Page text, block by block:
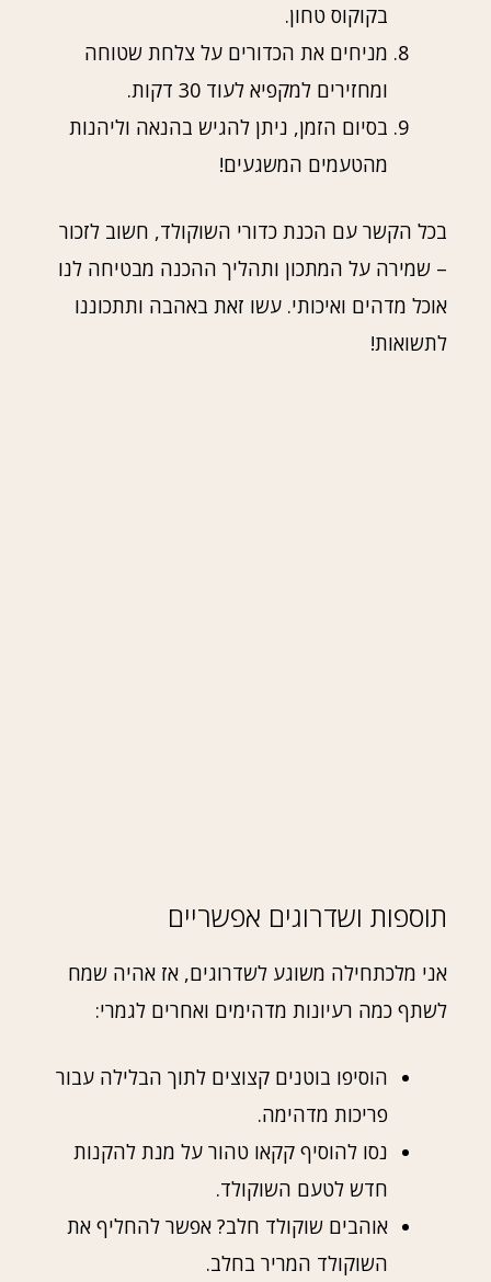
בקוקוס טחון.
מניחים את הכדורים על צלחת שטוחה
ומחזירים למקפיא לעוד 30 דקות.
בסיום הזמן, ניתן להגיש בהנאה וליהנות
מהטעמים המשגעים!
בכל הקשר עם הכנת כדורי השוקולד, חשוב לזכור
– שמירה על המתכון ותהליך ההכנה מבטיחה לנו
אוכל מדהים ואיכותי. עשו זאת באהבה ותתכוננו
לתשואות!
תוספות ושדרוגים אפשריים
אני מלכתחילה משוגע לשדרוגים, אז אהיה שמח
לשתף כמה רעיונות מדהימים ואחרים לגמרי:
הוסיפו בוטנים קצוצים לתוך הבלילה עבור
פריכות מדהימה.
נסו להוסיף קקאו טהור על מנת להקנות
חדש לטעם השוקולד.
אוהבים שוקולד חלב? אפשר להחליף את
השוקולד המריר בחלב.